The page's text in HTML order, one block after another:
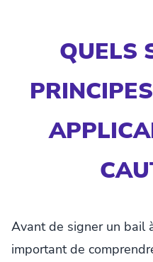
QUELS
Avant de signer un bail
important de